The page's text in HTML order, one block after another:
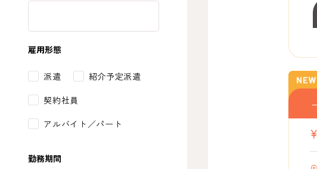
雇用形態
派遣 紹介予定派遣
契約社員
アルバイト／パート
勤務期間